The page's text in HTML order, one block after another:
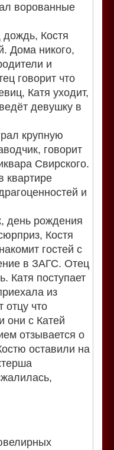
ворованные
дождь, Костя
Дома никого,
и
говорит что
Катя уходит,
девушку в
крупную
говорит
Свирского.
квартире
и
день рождения
Костя
гостей с
в ЗАГС. Отец
Катя поступает
из
отцу что
они с Катей
отзывается о
оставили на